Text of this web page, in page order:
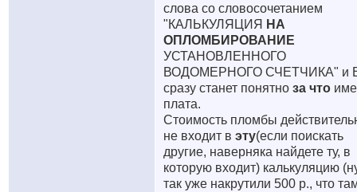
слова со словосочетанием
"КАЛЬКУЛЯЦИЯ НА
ОПЛОМБИРОВАНИЕ
УСТАНОВЛЕННОГО
ВОДОМЕРНОГО СЧЕТЧИКА" и
сразу станет понятно за что
плата.
Стоимость пломбы
не входит в эту(если поискать
другие, наверняка найдете ту, в
которую входит) калькуляцию
так уже накрутили 500 р., что